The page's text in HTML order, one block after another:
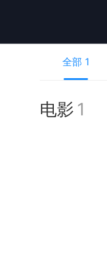
全部 1
电影 1